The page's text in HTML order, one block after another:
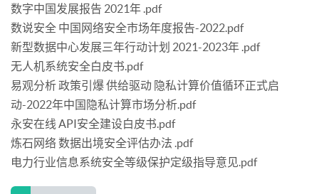
数字中国发展报告 2021年 .pdf
数说安全 中国网络安全市场年度报告-2022.pdf
新型数据中心发展三年行动计划 2021-2023年 .pdf
无人机系统安全白皮书.pdf
易观分析 政策引爆 供给驱动 隐私计算价值循环正式启
动-2022年中国隐私计算市场分析.pdf
永安在线 API安全建设白皮书.pdf
炼石网络 数据出境安全评估办法 .pdf
电力行业信息系统安全等级保护定级指导意见.pdf